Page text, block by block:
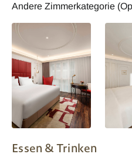
Andere Zimmerkategorie
Essen & Trinken